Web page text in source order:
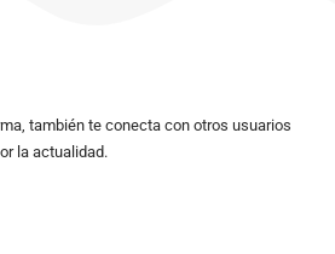
también te conecta con otros usuarios
la actualidad.